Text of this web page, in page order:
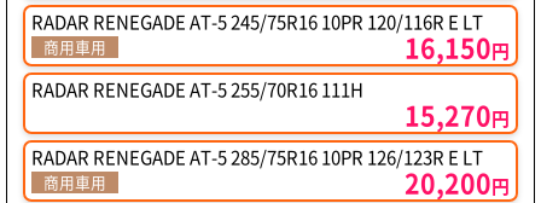
RADAR RENEGADE AT-5 245/75R16 10PR 120/116R E LT
商用車用 16,150円
RADAR RENEGADE AT-5 255/70R16 111H
15,270円
RADAR RENEGADE AT-5 285/75R16 10PR 126/123R E LT
商用車用 20,200円